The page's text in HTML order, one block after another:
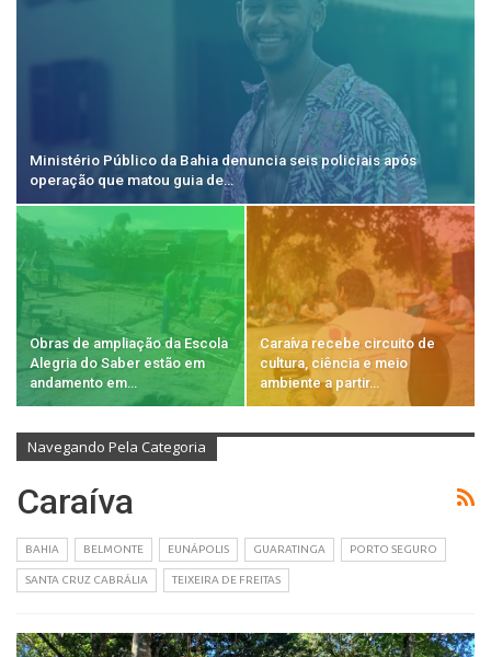
Ministério Público da Bahia denuncia seis policiais após
operação que matou guia de…
Obras de ampliação da Escola
Alegria do Saber estão em
andamento em…
Caraíva recebe circuito de
cultura, ciência e meio
ambiente a partir…
Navegando Pela Categoria
Caraíva
BAHIA BELMONTE EUNÁPOLIS GUARATINGA PORTO SEGURO
SANTA CRUZ CABRÁLIA TEIXEIRA DE FREITAS